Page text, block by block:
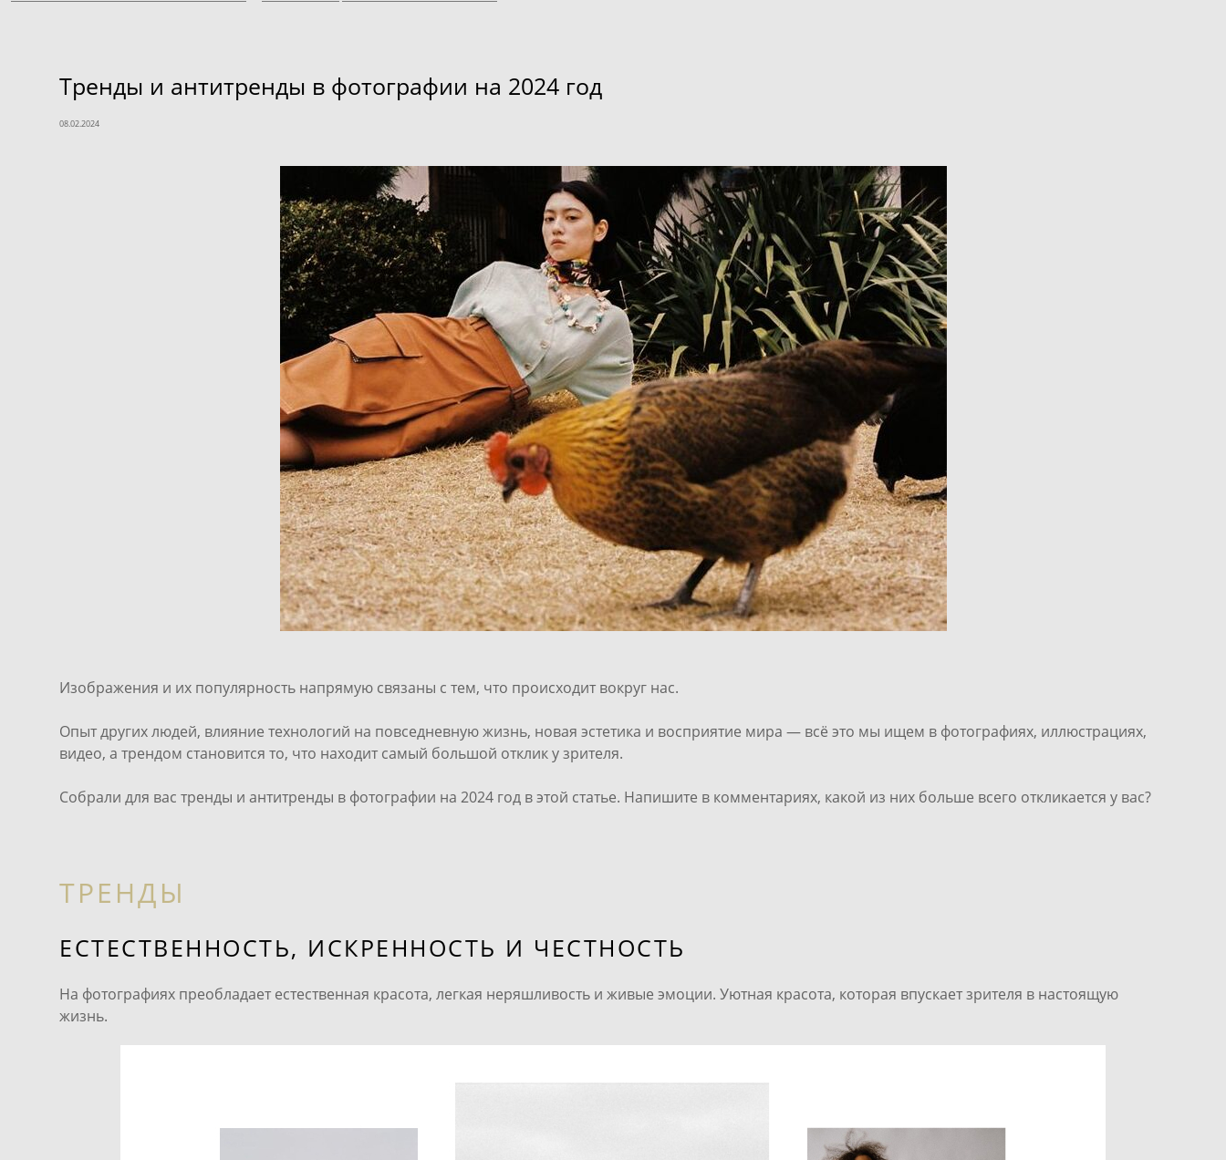
Тренды и антитренды в фотографии на 2024 год
08.02.2024
Изображения и их популярность напрямую связаны с тем, что происходит вокруг нас.
Опыт других людей, влияние технологий на повседневную жизнь, новая эстетика и восприятие мира — всё это мы ищем в фотографиях, иллюстрациях,
видео, а трендом становится то, что находит самый большой отклик у зрителя.
Собрали для вас тренды и антитренды в фотографии на 2024 год в этой статье. Напишите в комментариях, какой из них больше всего откликается у вас?
ТРЕНДЫ
ЕСТЕСТВЕННОСТЬ, ИСКРЕННОСТЬ И ЧЕСТНОСТЬ
На фотографиях преобладает естественная красота, легкая неряшливость и живые эмоции. Уютная красота, которая впускает зрителя в настоящую
жизнь.